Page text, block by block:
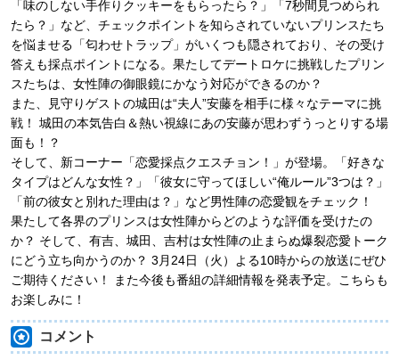
「味のしない手作りクッキーをもらったら？」「7秒間見つめられ
たら？」など、チェックポイントを知らされていないプリンスたち
を悩ませる「匂わせトラップ」がいくつも隠されており、その受け
答えも採点ポイントになる。果たしてデートロケに挑戦したプリン
スたちは、女性陣の御眼鏡にかなう対応ができるのか？
また、見守りゲストの城田は“夫人”安藤を相手に様々なテーマに挑
戦！ 城田の本気告白＆熱い視線にあの安藤が思わずうっとりする場
面も！？
そして、新コーナー「恋愛採点クエスチョン！」が登場。「好きな
タイプはどんな女性？」「彼女に守ってほしい“俺ルール”3つは？」
「前の彼女と別れた理由は？」など男性陣の恋愛観をチェック！
果たして各界のプリンスは女性陣からどのような評価を受けたの
か？ そして、有吉、城田、吉村は女性陣の止まらぬ爆裂恋愛トーク
にどう立ち向かうのか？ 3月24日（火）よる10時からの放送にぜひ
ご期待ください！ また今後も番組の詳細情報を発表予定。こちらも
お楽しみに！
コメント